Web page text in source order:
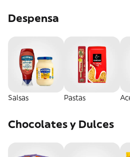
Despensa
Salsas Pastas
Chocolates y Dulces